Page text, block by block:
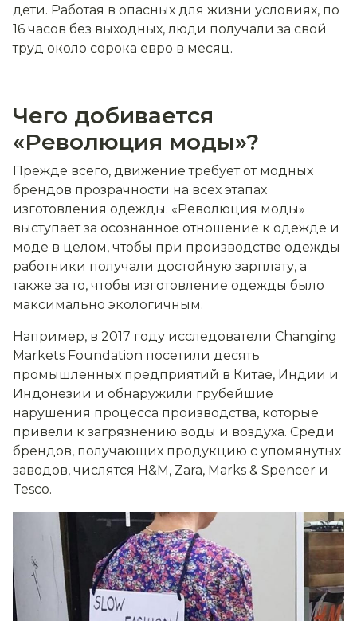
дети. Работая в опасных для жизни условиях, по
16 часов без выходных, люди получали за свой
труд около сорока евро в месяц.
Чего добивается
«Революция моды»?
Прежде всего, движение требует от модных
брендов прозрачности на всех этапах
изготовления одежды. «Революция моды»
выступает за осознанное отношение к одежде и
моде в целом, чтобы при производстве одежды
работники получали достойную зарплату, а
также за то, чтобы изготовление одежды было
максимально экологичным.
Например, в 2017 году исследователи Changing
Markets Foundation посетили десять
промышленных предприятий в Китае, Индии и
Индонезии и обнаружили грубейшие
нарушения процесса производства, которые
привели к загрязнению воды и воздуха. Среди
брендов, получающих продукцию с упомянутых
заводов, числятся H&M, Zara, Marks & Spencer и
Tesco.